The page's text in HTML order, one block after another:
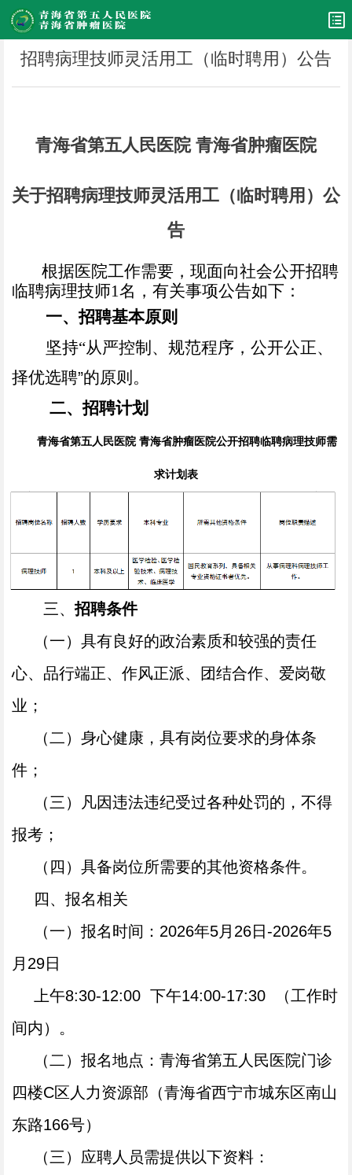
招聘病理技师灵活用工（临时聘用）公告
青海省第五人民医院 青海省肿瘤医院
关于招聘病理技师灵活用工（临时聘用） 公
告
根据医院工作需要，现面向社会公开招聘
临聘病理技师1名，有关事项公告如下：
一、招聘基本原则
坚持“从严控制、规范程序，公开公正、
择优选聘”的原则。
二、招聘计划
青海省第五人民医院 青海省肿瘤医院公开招聘临聘病理技师需
求计划表
三、 招聘条件
（一）具有良好的政治素质和较强的责任
心、品行端正、作风正派、团结合作、爱岗敬
业；
（二）身心健康，具有岗位要求的身体条
件；
（三）凡因违法违纪受过各种处罚的，不得
报考；
（四）具备岗位所需要的其他资格条件。
四、报名相关
（一）报名时间： 2026年5月 26日 -2026年5
月 29日
上午8:30-12:00 下午14:00-17:30 （工作时
间内）。
（二）报名地点：青海省第五人民医院门诊
四楼C区人力资源部（青海省西宁市城东区南山
东路166号）
（三）应聘人员需提供以下资料：